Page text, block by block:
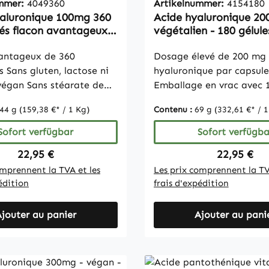
nous, en tant
de compléments
ne sommes pas
des nutriments. Pour
nous vous
de consulter des
ou la littérature
avant de passer
4049360
100mg 360
flacon avantageux,
de 360
Sans gluten, lactose ni
Sans stéarate de
: En raison des
légales, nous ne
faire d’autres
sur les effets des
essentiels. Pour plus
nous vous
de consulter des
ou des sites
Inhalt
Nutricional
g (159,38 €* / 1 Kg)
verfügbar
Regulärer Preis:
22,95 €
la TVA et les
au panier
Artikelnummer: 4154180
Acide hyaluronique
végétalien - 180
Dosage élevé de 200
hyaluronique par capsule
Emballage en vrac avec
gluten, lactose, ni
stéarate de magnésium
de silicium Remarque:
des réglementations
ne pouvons pas faire
déclarations sur les effets
nutriments essentiels.
d'informations, nous
recommandons de
internet dédiés. Inhalt
Contenu : 69 g (332,61 €* /
Sofort
Regulärer
22,95 €
Les prix comprennent la
frais d'expédition
Ajouter au